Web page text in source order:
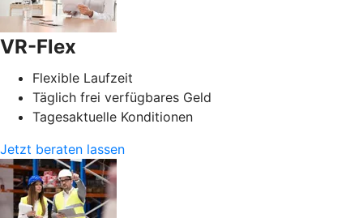
VR-Flex
Flexible Laufzeit
Täglich frei verfügbares Geld
Tagesaktuelle Konditionen
Jetzt beraten lassen